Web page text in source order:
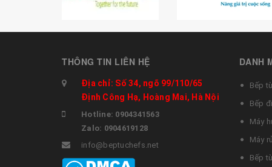
THÔNG TIN LIÊN HỆ
Địa chỉ: Số 34, ngõ 99/110/65
Định Công Hạ, Hoàng Mai, Hà Nội
Hotline: 0904341563
Zalo: 0904619128
info@beptuchefs.net
DANH
Bếp
Bếp
Máy
Máy
Bếp